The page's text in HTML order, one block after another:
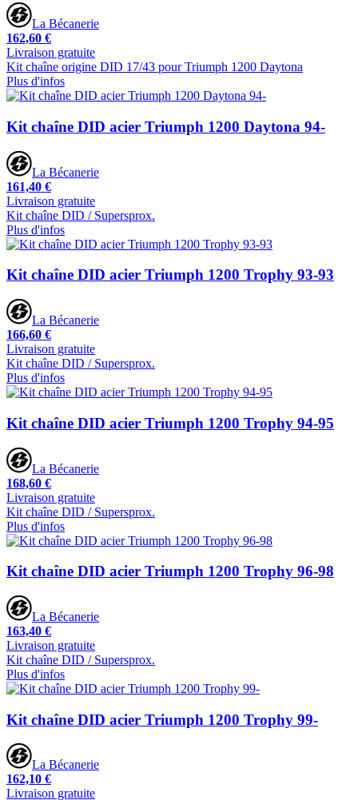
La Bécanerie
162,60 €
Livraison gratuite
Kit chaîne origine DID 17/43 pour Triumph 1200 Daytona
Plus d'infos
Kit chaîne DID acier Triumph 1200 Daytona 94-
La Bécanerie
161,40 €
Livraison gratuite
Kit chaîne DID / Supersprox.
Plus d'infos
Kit chaîne DID acier Triumph 1200 Trophy 93-93
La Bécanerie
166,60 €
Livraison gratuite
Kit chaîne DID / Supersprox.
Plus d'infos
Kit chaîne DID acier Triumph 1200 Trophy 94-95
La Bécanerie
168,60 €
Livraison gratuite
Kit chaîne DID / Supersprox.
Plus d'infos
Kit chaîne DID acier Triumph 1200 Trophy 96-98
La Bécanerie
163,40 €
Livraison gratuite
Kit chaîne DID / Supersprox.
Plus d'infos
Kit chaîne DID acier Triumph 1200 Trophy 99-
La Bécanerie
162,10 €
Livraison gratuite